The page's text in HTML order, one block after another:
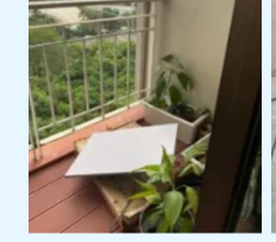
Layanan Support
Teknis Starlink di
Lokasi Klien